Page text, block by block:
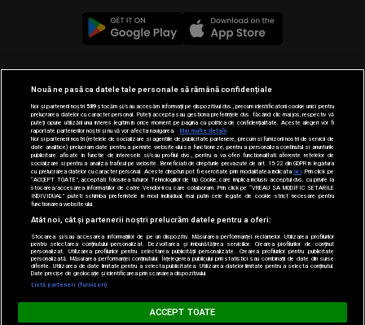
© 2019-2026 DOGAN MEDIA INTERNATIONAL SA, Toate
drepturile rezervate.
Loading...
Nouă ne pasă ca datele tale personale să rămână confidențiale
Noi și partenerii noștri589stocăm și/sau accesăm informații pe dispozitivul dvs., precum identificatorii cookie unici pentru
prelucrarea datelor cu caracter personal. Puteți accepta sau gestiona preferințele dvs. făcând clic mai jos, respectiv vă
puteți opune utilizării unui interes legitim în orice moment pe pagina cu politica de confidențialitate. Aceste alegeri vor fi
raportate partenerilor noștri și nu vă vor afecta navigarea.
Mai multe detalii
Noi si partenerii nostri (retelele de socializare si agentiile de publicitate partenere, precum si furnizorii nostri de servicii de
date analitice) prelucram date pentru a permite website-ului sa functioneze, pentru a personaliza continutul si anunturile
publicitare afisate in functie de interesele si/sau profilul dvs., pentru a va oferi functionalitati aferente retelelor de
socializare si pentru a analiza traficul pe website. Beneficiati de drepturile prevazute de art. 15-22 din GDPR in legatura
cu prelucrarea datelor cu caracter personal. Aceste drepturi pot fi exercitate prin modalitatea indicataaici . Prin click pe
“ACCEPT TOATE”, acceptati folosirea tuturor Tehnologiilor de tip Cookie, care implica inclusiv acceptul dvs. cu privire la
stocarea/accesarea informatiilor de catre Vendor-ii cu care colaboram. Prin click pe “VREAU SA MODIFIC SETARILE
INDIVIDUAL” puteti schimba preferintele in mod individual, mai putin cele legate de cookie strict necesare pentru
functionarea website-ului.
Atât noi, cât și partenerii noștri prelucrăm datele pentru a oferi:
Stocarea și/sau accesarea informațiilor de pe un dispozitiv. Măsurarea performanței reclamelor. Utilizarea profilurilor
pentru selectarea conținutului personalizat. Dezvoltarea și îmbunătățirea serviciilor. Crearea profilurilor de conținut
personalizat. Utilizarea profilurilor pentru selectarea publicității personalizate. Crearea profilurilor pentru publicitate
personalizată. Măsurarea performanței conținutului. Înțelegerea publicului prin statistici sau combinații de date din surse
diferite. Utilizarea de date limitate pentru a selecta publicitatea. Utilizarea datelor limitate pentru a selecta conținutul.
Date precise de geolocație și identificarea prin scanarea dispozitivului.
Listă parteneri (furnizori)
ACCEPT TOATE